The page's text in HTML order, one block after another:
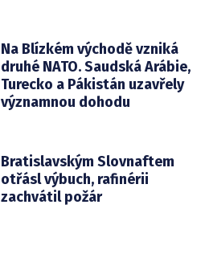
Na Blízkém východě vzniká
druhé NATO. Saudská Arábie,
Turecko a Pákistán uzavřely
významnou dohodu
Bratislavským Slovnaftem
otřásl výbuch, rafinérii
zachvátil požár